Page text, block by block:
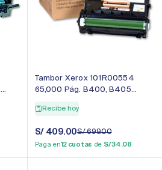
Tambor Xerox 101R00554
65,000 Pág. B400, B405
Recibe hoy
Precio
de
venta
S/ 409.00
Precio
regular
S/ 699.00
Paga en12 cuotas de S/ 34.08